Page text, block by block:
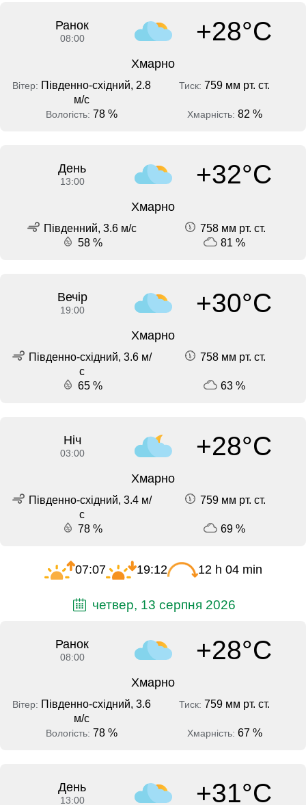
Ранок
08:00 +28°C
Хмарно
Вітер: Південно-східний, 2.8
м/с
Тиск: 759 мм рт. ст.
Вологість: 78 % Хмарність: 82 %
День
13:00 +32°C
Хмарно
Південний, 3.6 м/с
758 мм рт. ст.
58 %
81 %
Вечір
19:00 +30°C
Хмарно
Південно-східний, 3.6 м/
с
758 мм рт. ст.
65 % 63 %
Ніч
03:00 +28°C
Хмарно
Південно-східний, 3.4 м/
с
759 мм рт. ст.
78 % 69 %
07:07 19:12 12 h 04 min
четвер, 13 серпня 2026
Ранок
08:00 +28°C
Хмарно
Вітер: Південно-східний, 3.6
м/с
Тиск: 759 мм рт. ст.
Вологість: 78 % Хмарність: 67 %
День
13:00 +31°C